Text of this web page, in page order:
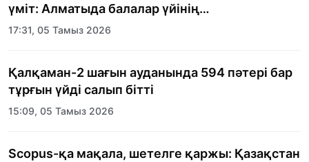
үміт: Алматыда балалар үйінің
тәрбиеленушілеріне мерекелік күн
17:31, 05 Тамыз 2026
Қалқаман-2 шағын ауданында 594 пәтері бар
тұрғын үйді салып бітті
15:09, 05 Тамыз 2026
Scopus-қа мақала, шетелге қаржы: Қазақстан